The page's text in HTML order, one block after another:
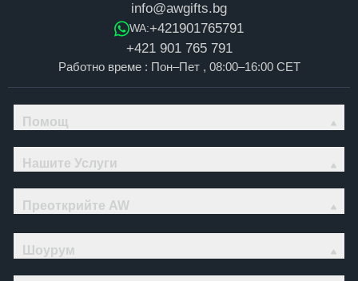
info@awgifts.bg
WA:+421901765791
+421 901 765 791
Работно време : Пон–Пет , 08:00–16:00 CET
Помощ
Нашите Услуги
Преоткрийте AW
Шоурум